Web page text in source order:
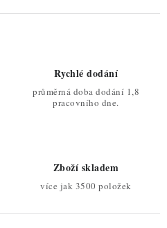
Rychlé dodání
průměrná doba dodání 1,8
pracovního dne.
Zboží skladem
více jak 3500 položek